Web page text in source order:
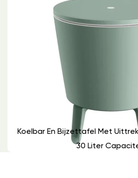
Koelbar En Bijzettafel Met
30 Liter